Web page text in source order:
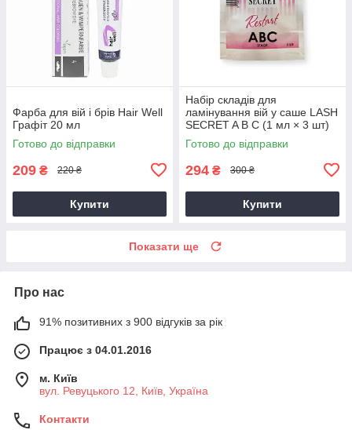
Фарба для вій і брів Hair Well
Графіт 20 мл
Готово до відправки
209 ₴ 220 ₴
Купити
Набір складів для
ламінування вій у саше LASH
SECRET A B C (1 мл × 3 шт)
Готово до відправки
294 ₴ 300 ₴
Купити
Показати ще
Про нас
91% позитивних з 900 відгуків за рік
Працює з 04.01.2016
м. Київ
вул. Ревуцького 12, Київ, Україна
Контакти